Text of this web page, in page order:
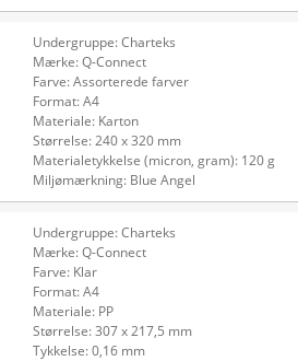
Undergruppe: Charteks
Mærke: Q-Connect
Farve: Assorterede farver
Format: A4
Materiale: Karton
Størrelse: 240 x 320 mm
Materialetykkelse (micron, gram): 120 g
Miljømærkning: Blue Angel
Undergruppe: Charteks
Mærke: Q-Connect
Farve: Klar
Format: A4
Materiale: PP
Størrelse: 307 x 217,5 mm
Tykkelse: 0,16 mm